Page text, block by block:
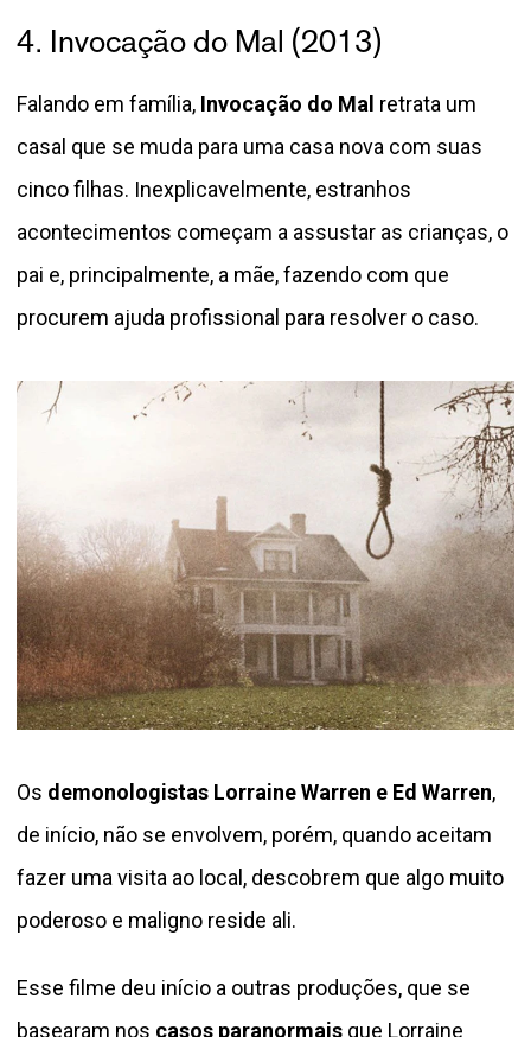
4. Invocação do Mal (2013)
Falando em família, Invocação do Mal retrata um
casal que se muda para uma casa nova com suas
cinco filhas. Inexplicavelmente, estranhos
acontecimentos começam a assustar as crianças, o
pai e, principalmente, a mãe, fazendo com que
procurem ajuda profissional para resolver o caso.
Os demonologistas Lorraine Warren e Ed Warren,
de início, não se envolvem, porém, quando aceitam
fazer uma visita ao local, descobrem que algo muito
poderoso e maligno reside ali.
Esse filme deu início a outras produções, que se
basearam nos casos paranormais que Lorraine